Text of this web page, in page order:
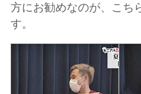
方にお勧めなのが、こち
す。